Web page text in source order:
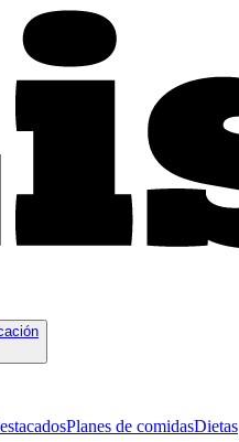
Planes de comidasDietas